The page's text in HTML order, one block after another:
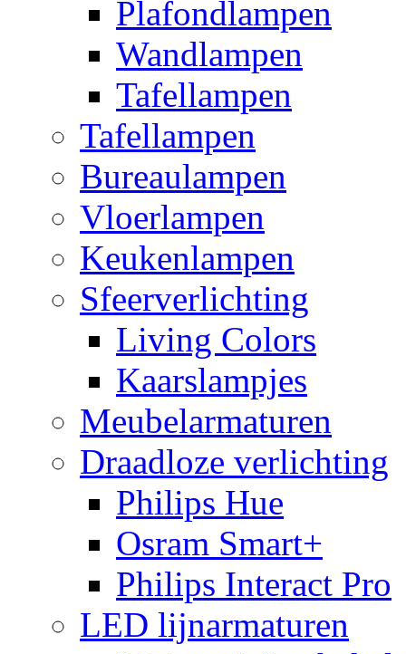
Plafondlampen
Wandlampen
Tafellampen
Tafellampen
Bureaulampen
Vloerlampen
Keukenlampen
Sfeerverlichting
Living Colors
Kaarslampjes
Meubelarmaturen
Draadloze verlichting
Philips Hue
Osram Smart+
Philips Interact Pro
LED lijnarmaturen